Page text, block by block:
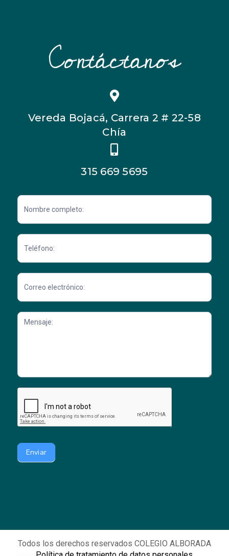
Contáctanos
Vereda Bojacá, Carrera 2 # 22-58
Chía
315 669 5695
Contacto
Enviar
Todos los derechos reservados COLEGIO ALBORADA